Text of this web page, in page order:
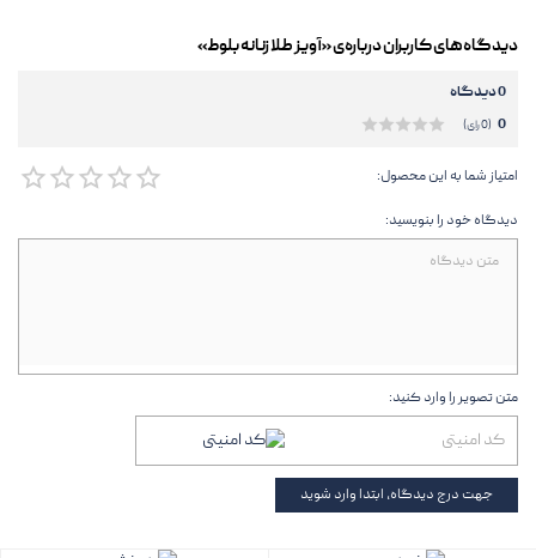
دیدگاه‌های کاربران درباره‌ی «آویز طلا زنانه بلوط»
0 دیدگاه
0 (0 رای)
امتیاز شما به این محصول:
دیدگاه خود را بنویسید:
متن تصویر را وارد کنید:
جهت درج دیدگاه، ابتدا وارد شوید